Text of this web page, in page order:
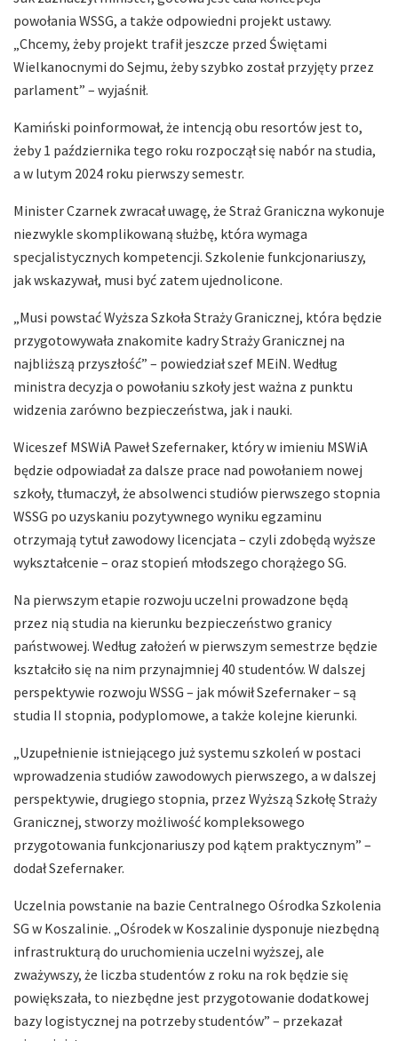
powołania WSSG, a także odpowiedni projekt ustawy.
„Chcemy, żeby projekt trafił jeszcze przed Świętami
Wielkanocnymi do Sejmu, żeby szybko został przyjęty przez
parlament” – wyjaśnił.
Kamiński poinformował, że intencją obu resortów jest to,
żeby 1 października tego roku rozpoczął się nabór na studia,
a w lutym 2024 roku pierwszy semestr.
Minister Czarnek zwracał uwagę, że Straż Graniczna wykonuje
niezwykle skomplikowaną służbę, która wymaga
specjalistycznych kompetencji. Szkolenie funkcjonariuszy,
jak wskazywał, musi być zatem ujednolicone.
„Musi powstać Wyższa Szkoła Straży Granicznej, która będzie
przygotowywała znakomite kadry Straży Granicznej na
najbliższą przyszłość” – powiedział szef MEiN. Według
ministra decyzja o powołaniu szkoły jest ważna z punktu
widzenia zarówno bezpieczeństwa, jak i nauki.
Wiceszef MSWiA Paweł Szefernaker, który w imieniu MSWiA
będzie odpowiadał za dalsze prace nad powołaniem nowej
szkoły, tłumaczył, że absolwenci studiów pierwszego stopnia
WSSG po uzyskaniu pozytywnego wyniku egzaminu
otrzymają tytuł zawodowy licencjata – czyli zdobędą wyższe
wykształcenie – oraz stopień młodszego chorążego SG.
Na pierwszym etapie rozwoju uczelni prowadzone będą
przez nią studia na kierunku bezpieczeństwo granicy
państwowej. Według założeń w pierwszym semestrze będzie
kształciło się na nim przynajmniej 40 studentów. W dalszej
perspektywie rozwoju WSSG – jak mówił Szefernaker – są
studia II stopnia, podyplomowe, a także kolejne kierunki.
„Uzupełnienie istniejącego już systemu szkoleń w postaci
wprowadzenia studiów zawodowych pierwszego, a w dalszej
perspektywie, drugiego stopnia, przez Wyższą Szkołę Straży
Granicznej, stworzy możliwość kompleksowego
przygotowania funkcjonariuszy pod kątem praktycznym” –
dodał Szefernaker.
Uczelnia powstanie na bazie Centralnego Ośrodka Szkolenia
SG w Koszalinie. „Ośrodek w Koszalinie dysponuje niezbędną
infrastrukturą do uruchomienia uczelni wyższej, ale
zważywszy, że liczba studentów z roku na rok będzie się
powiększała, to niezbędne jest przygotowanie dodatkowej
bazy logistycznej na potrzeby studentów” – przekazał